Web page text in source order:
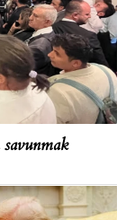
savunmak